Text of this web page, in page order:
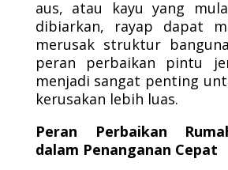
aus, atau kayu yang
dibiarkan, rayap dapat
merusak struktur
peran perbaikan pintu
menjadi sangat penting
kerusakan lebih luas.
Peran Perbaikan
dalam Penanganan Cepat